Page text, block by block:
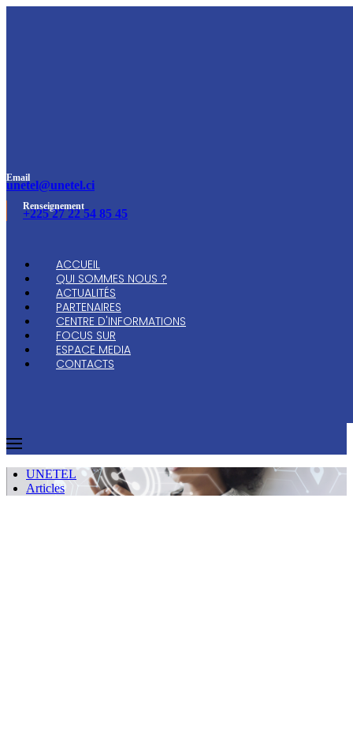
Email
unetel@unetel.ci
Renseignement
+225 27 22 54 85 45
ACCUEIL
QUI SOMMES NOUS ?
ACTUALITÉS
PARTENAIRES
CENTRE D'INFORMATIONS
FOCUS SUR
ESPACE MEDIA
CONTACTS
UNETEL
Articles